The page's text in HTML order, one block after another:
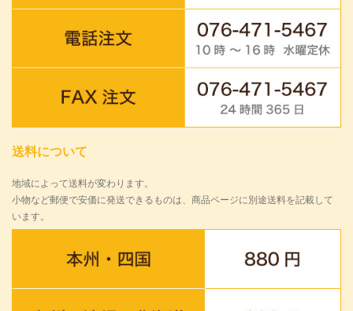
送料について
地域によって送料が変わります。
小物など郵便で安価に発送できるものは、商品ページに別途送料を記載して
います。